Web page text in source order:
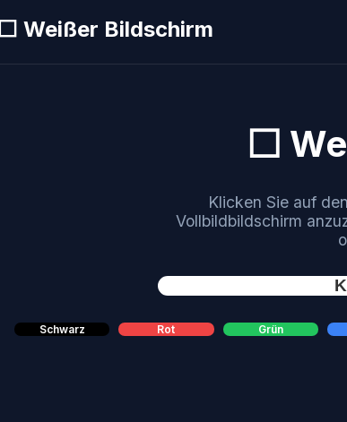
⬜ Weißer Bildschirm
⬜
Klicken Sie auf
Vollbildbildschirm
Schwarz Rot Grün